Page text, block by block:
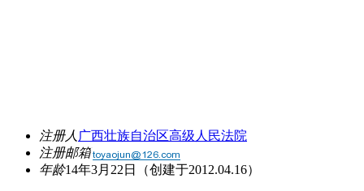
注册人 广西壮族自治区高级人民法院
注册邮箱
年龄14年3月22日 （创建于2012.04.16）